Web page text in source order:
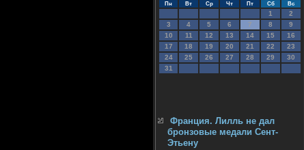
Пн Вт Ср Чт Пт Сб Вс
1
2
3
4 5 6 7 8
9
10
11 12 13 14 15
16
17
18 19 20 21 22
23
24
25 26 27 28 29
30
31
Франция. Лилль не дал
бронзовые медали Сент-
Этьену